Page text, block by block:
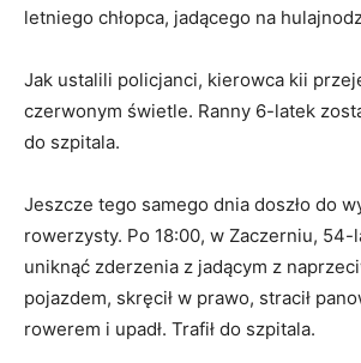
letniego chłopca, jadącego na
Jak ustalili policjanci, kierowca kii
czerwonym świetle. Ranny 6-latek
do szpitala.
Jeszcze tego samego dnia doszło do
rowerzysty. Po 18:00, w Zaczerniu, 54-
uniknąć zderzenia z jadącym z
pojazdem, skręcił w prawo, stracił
rowerem i upadł. Trafił do szpitala.